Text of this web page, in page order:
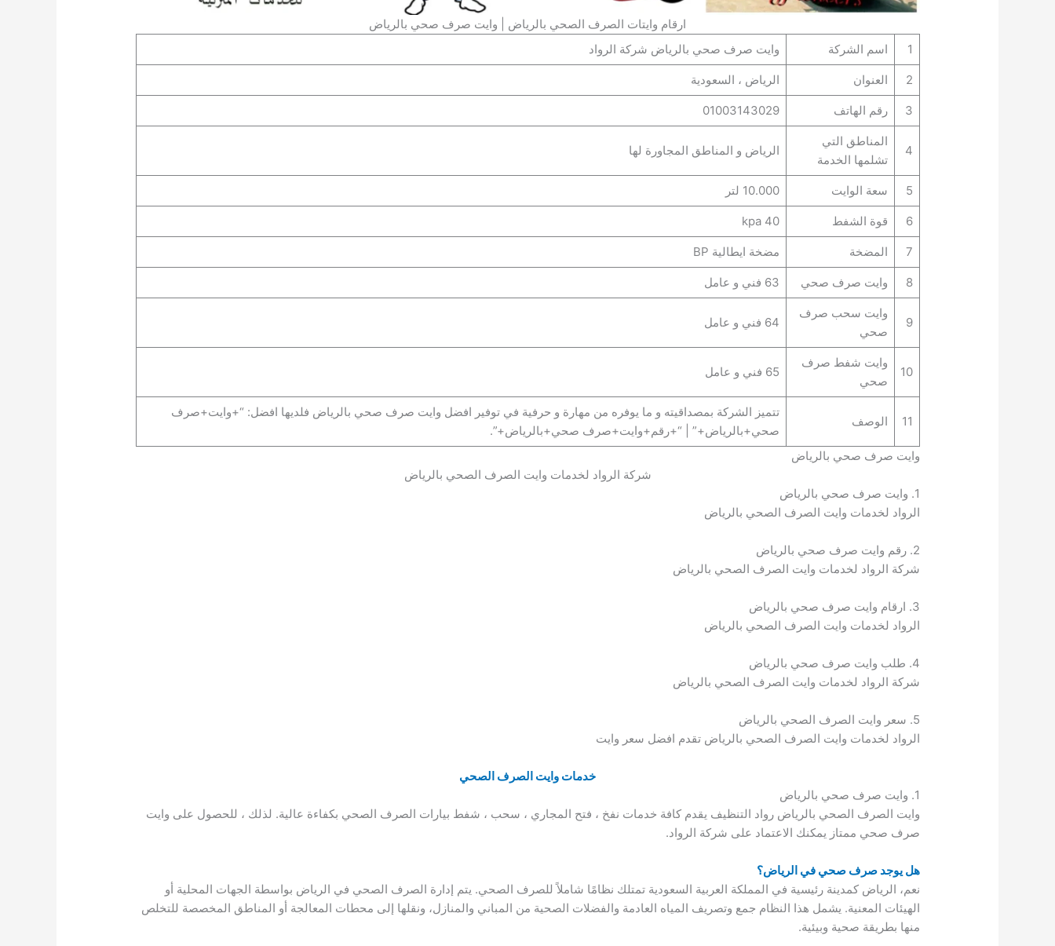
ارقام وايتات الصرف الصحي بالرياض | وايت صرف صحي بالرياض
1
اسم الشركة وايت صرف صحي بالرياض شركة الرواد
2 العنوان الرياض ، السعودية
3 رقم الهاتف 01003143029
4
المناطق التي
تشلمها الخدمة
الرياض و المناطق المجاورة لها
5 سعة الوايت 10.000 لتر
6 قوة الشفط 40 kpa
7 المضخة مضخة ايطالية BP
8 وايت صرف صحي 63 فني و عامل
9
وايت سحب صرف
صحي
64 فني و عامل
10
وايت شفط صرف
صحي
65 فني و عامل
11 الوصف
تتميز الشركة بمصداقيته و ما يوفره من مهارة و حرفية في توفير افضل وايت صرف صحي بالرياض فلديها افضل: “+وايت+صرف
صحي+بالرياض+” | “+رقم+وايت+صرف صحي+بالرياض+”.
وايت صرف صحي بالرياض
شركة الرواد لخدمات وايت الصرف الصحي بالرياض
1. وايت صرف صحي بالرياض
الرواد لخدمات وايت الصرف الصحي بالرياض
2. رقم وايت صرف صحي بالرياض
شركة الرواد لخدمات وايت الصرف الصحي بالرياض
3. ارقام وايت صرف صحي بالرياض
الرواد لخدمات وايت الصرف الصحي بالرياض
4. طلب وايت صرف صحي بالرياض
شركة الرواد لخدمات وايت الصرف الصحي بالرياض
5. سعر وايت الصرف الصحي بالرياض
الرواد لخدمات وايت الصرف الصحي بالرياض تقدم افضل سعر وايت
خدمات وايت الصرف الصحي
1. وايت صرف صحي بالرياض
وايت الصرف الصحي بالرياض رواد التنظيف يقدم كافة خدمات نفخ ، فتح المجاري ، سحب ، شفط بيارات الصرف الصحي بكفاءة عالية. لذلك ، للحصول على وايت
صرف صحي ممتاز يمكنك الاعتماد على شركة الرواد.
هل يوجد صرف صحي في الرياض؟
نعم، الرياض كمدينة رئيسية في المملكة العربية السعودية تمتلك نظامًا شاملاً للصرف الصحي. يتم إدارة الصرف الصحي في الرياض بواسطة الجهات المحلية أو
الهيئات المعنية. يشمل هذا النظام جمع وتصريف المياه العادمة والفضلات الصحية من المباني والمنازل، ونقلها إلى محطات المعالجة أو المناطق المخصصة للتخلص
منها بطريقة صحية وبيئية.